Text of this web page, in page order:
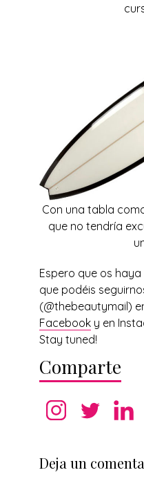
Con una tabla
que no tendría
Espero que os
que podéis
(@thebeautymail)
Facebook y en
Stay tuned!
Comparte
Deja un